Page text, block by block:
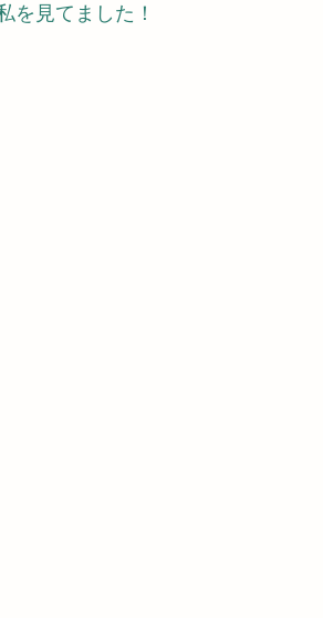
を見てました！